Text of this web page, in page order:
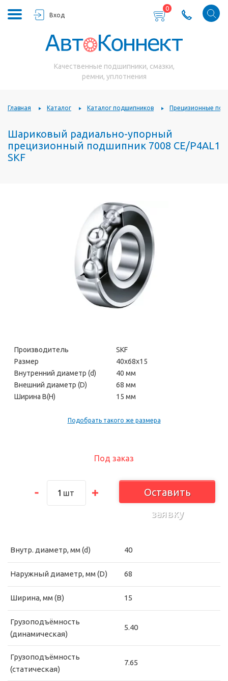
Вход
0
Качественные подшипники, смазки,
ремни, уплотнения
Главная Каталог Каталог подшипников Прецизионные
Шариковый радиально-упорный
прецизионный подшипник 7008 CE/P4AL1
SKF
Под заказ
шт
Оставить
заявку
Производитель
SKF
Размер
40х68х15
Внутренний диаметр (d)
40 мм
Внешний диаметр (D)
68 мм
Ширина В(H)
15 мм
Подобрать такого же размера
Внутр. диаметр, мм (d) 40
Наружный диаметр, мм (D) 68
Ширина, мм (B) 15
Грузоподъёмность
(динамическая)
5.40
Грузоподъёмность
(статическая)
7.65